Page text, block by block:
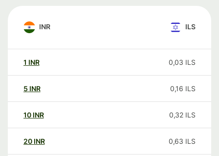
INR ILS
1 INR 0,03 ILS
5 INR 0,16 ILS
10 INR 0,32 ILS
20 INR 0,63 ILS